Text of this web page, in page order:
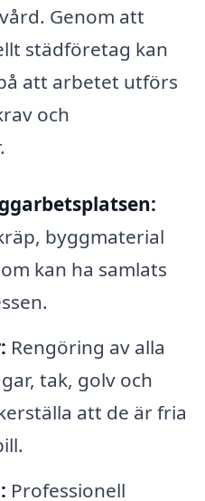
Genom att
städföretag kan
att arbetet utförs
och
byggmaterial
kan ha samlats
Rengöring av alla
tak, golv och
att de är fria
Professionell